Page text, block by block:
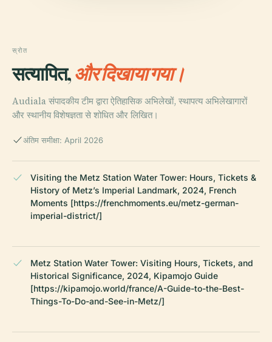
स्रोत
सत्यापित,और दिखाया गया।
Audiala संपादकीय टीम द्वारा ऐतिहासिक अभिलेखों, स्थापत्य अभिलेखागारों
और स्थानीय विशेषज्ञता से शोधित और लिखित।
अंतिम समीक्षा: April 2026
Visiting the Metz Station Water Tower: Hours, Tickets &
History of Metz’s Imperial Landmark, 2024, French
Moments [https://frenchmoments.eu/metz-german-
imperial-district/]
Metz Station Water Tower: Visiting Hours, Tickets, and
Historical Significance, 2024, Kipamojo Guide
[https://kipamojo.world/france/A-Guide-to-the-Best-
Things-To-Do-and-See-in-Metz/]